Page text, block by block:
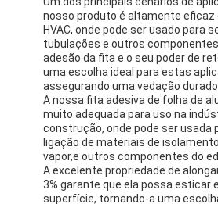
Excursão da fábrica
Controle da qualidade
Contacte-nos
Fita adesiva da isolação
Fita da isolação de pano de vidro
nosso produto é altamente eficaz
HVAC, onde pode ser usado para
tubulações e outros componentes
adesão da fita e o seu poder de
uma escolha ideal para estas
assegurando uma vedação
A nossa fita adesiva de folha de
muito adequada para uso na
construção, onde pode ser usada
ligação de materiais de
vapor,e outros componentes do
A excelente propriedade de
3% garante que ela possa esticar
superfície, tornando-a uma